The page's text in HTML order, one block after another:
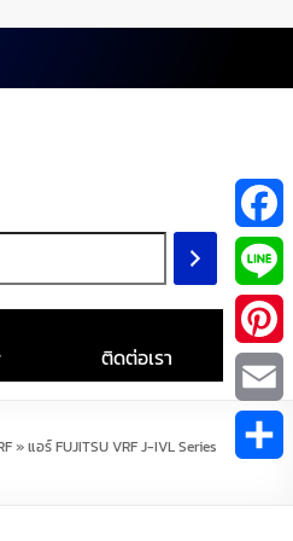
ติดต่อเรา
»แอร์ FUJITSU VRF J-IVL Series
F
a
c
e
b
L
i
n
e
P
i
n
E